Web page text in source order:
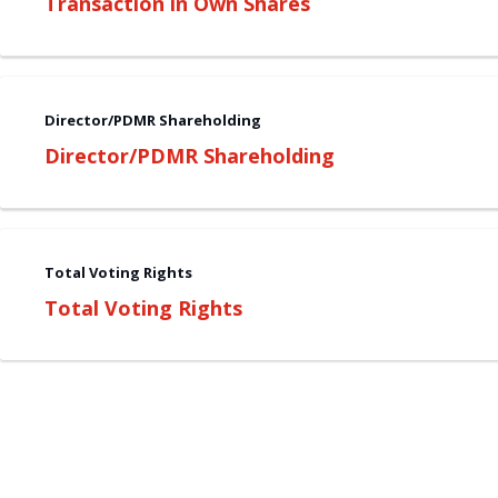
Director/PDMR Shareholding
Director/PDMR Shareholding
Total Voting Rights
Total Voting Rights